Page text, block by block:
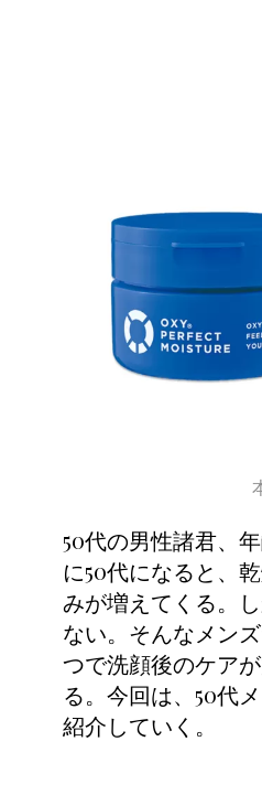
50代の男性諸君、
に50代になると、
みが増えてくる。
ない。そんなメン
つで洗顔後のケア
る。今回は、50代
紹介していく。